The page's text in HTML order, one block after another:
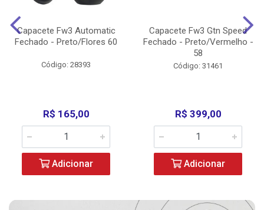
Capacete Fw3 Automatic
Fechado - Preto/Flores 60
Código: 28393
R$ 165,00
Adicionar
Capacete Fw3 Gtn Speed
Fechado - Preto/Vermelho -
58
Código: 31461
R$ 399,00
Adicionar